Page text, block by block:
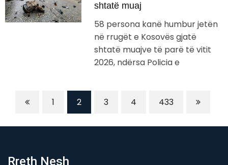
shtatë muaj
58 persona kanë humbur jetën
në rrugët e Kosovës gjatë
shtatë muajve të parë të vitit
2026, ndërsa Policia e
1 2 3 4 433
Rreth Nesh